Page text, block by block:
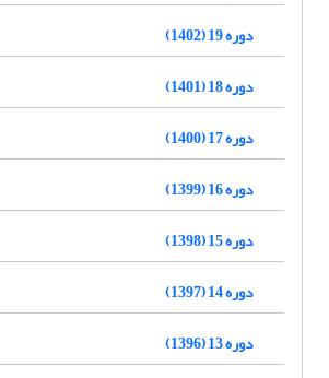
دوره 19 (1402)
دوره 18 (1401)
دوره 17 (1400)
دوره 16 (1399)
دوره 15 (1398)
دوره 14 (1397)
دوره 13 (1396)